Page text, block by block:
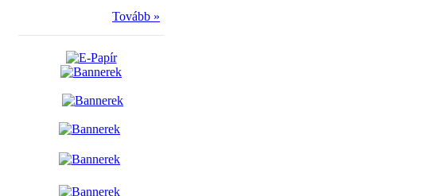
Tovább »